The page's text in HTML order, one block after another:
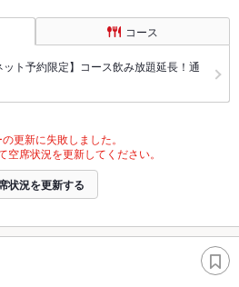
コース
ット予約限定】コース飲み放題延長！通
更新に失敗しました。
空席状況を更新してください。
状況を更新する